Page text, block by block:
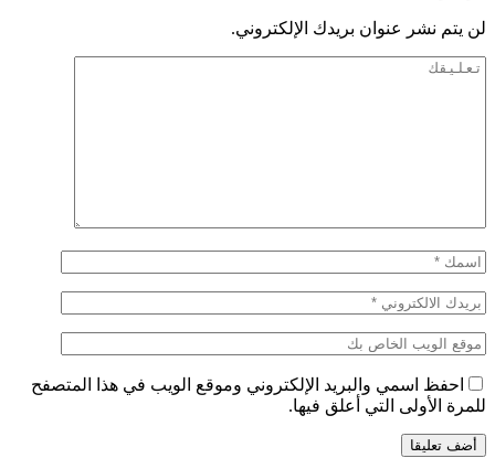
لن يتم نشر عنوان بريدك الإلكتروني.
احفظ اسمي والبريد الإلكتروني وموقع الويب في هذا المتصفح
للمرة الأولى التي أعلق فيها.